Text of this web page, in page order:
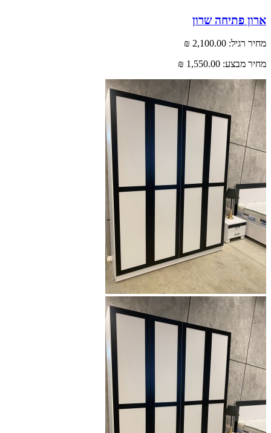
פתיחה שרון
רגיל: 2,100.00 ₪
מבצע: 1,550.00 ₪